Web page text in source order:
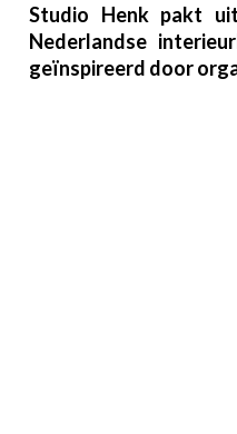
Studio Henk pakt
Nederlandse
geïnspireerd door